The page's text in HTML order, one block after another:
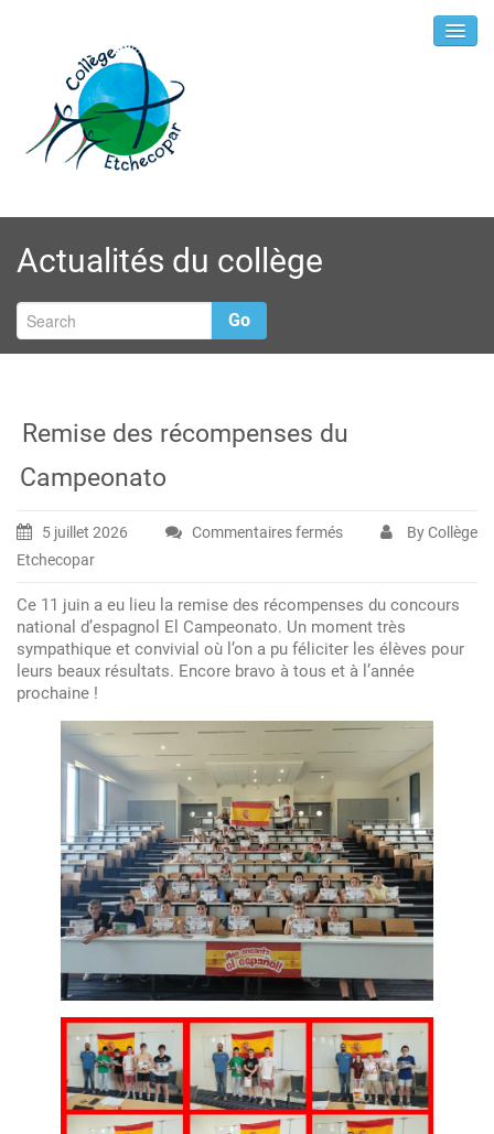
Actualités du collège
Go
Remise des récompenses du
Campeonato
5 juillet 2026 Commentaires ferméssur
récompenses
du
Campeonato
By Collège
Etchecopar
Ce 11 juin a eu lieu la remise des récompenses du concours
national d’espagnol El Campeonato. Un moment très
sympathique et convivial où l’on a pu féliciter les élèves pour
leurs beaux résultats. Encore bravo à tous et à l’année
prochaine !